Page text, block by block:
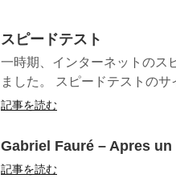
スピードテスト
一時期、インターネットのス
ました。 スピードテストの
記事を読む
Gabriel Fauré – Apres
記事を読む